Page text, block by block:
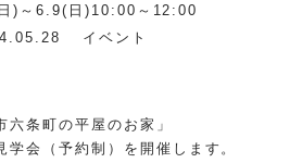
)～6.9(日)10:00～12:00
イベント
六条町の平屋のお家」
学会（予約制）を開催します。